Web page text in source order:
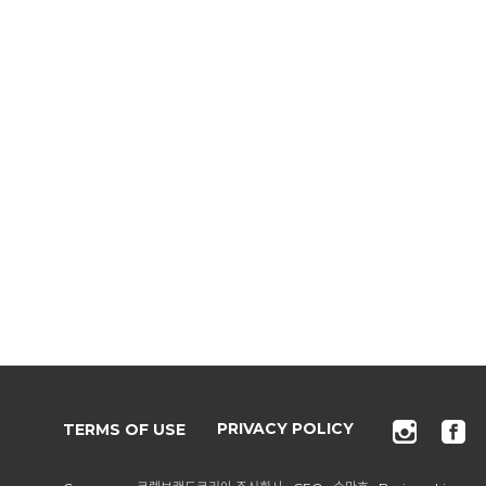
TERMS OF USE PRIVACY POLICY